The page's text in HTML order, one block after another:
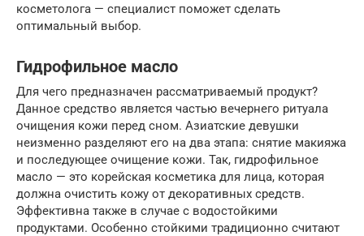
косметолога — специалист поможет сделать
оптимальный выбор.
Гидрофильное масло
Для чего предназначен рассматриваемый продукт?
Данное средство является частью вечернего ритуала
очищения кожи перед сном. Азиатские девушки
неизменно разделяют его на два этапа: снятие макияжа
и последующее очищение кожи. Так, гидрофильное
масло — это корейская косметика для лица, которая
должна очистить кожу от декоративных средств.
Эффективна также в случае с водостойкими
продуктами. Особенно стойкими традиционно считают